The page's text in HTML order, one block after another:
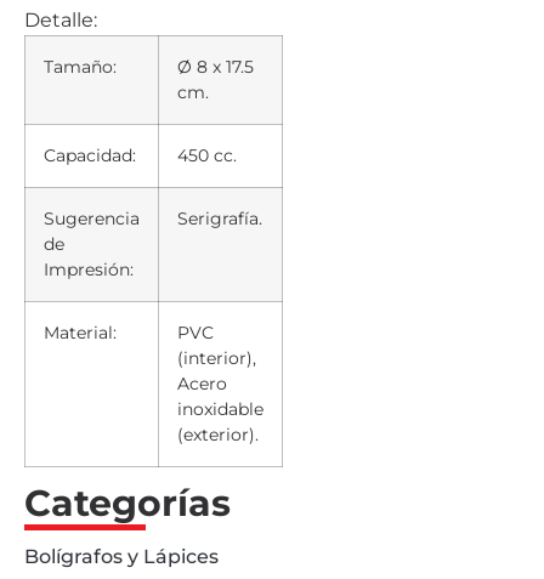
Detalle:
Tamaño:
Ø 8 x 17.5
cm.
Capacidad: 450 cc.
Sugerencia
de
Impresión:
Serigrafía.
Material:
PVC
(interior),
Acero
inoxidable
(exterior).
Categorías
Bolígrafos y Lápices